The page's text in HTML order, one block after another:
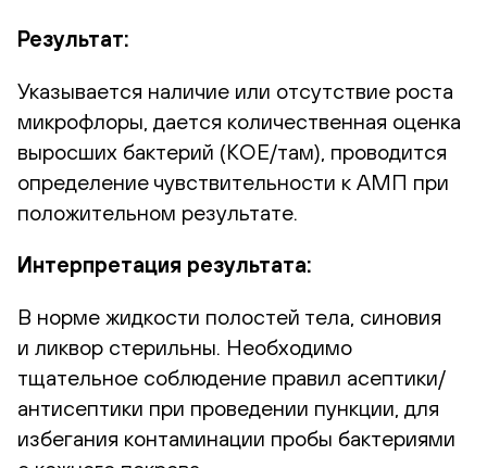
Результат:
Указывается наличие или отсутствие роста
микрофлоры, дается количественная оценка
выросших бактерий (КОЕ/там), проводится
определение чувствительности к АМП при
положительном результате.
Интерпретация результата:
В норме жидкости полостей тела, синовия
и ликвор стерильны. Необходимо
тщательное соблюдение правил асептики/
антисептики при проведении пункции, для
избегания контаминации пробы бактериями